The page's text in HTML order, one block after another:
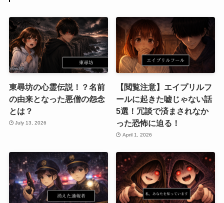
東尋坊の心霊伝説！？名前
の由来となった悪僧の怨念
とは？
July 13, 2026
【閲覧注意】エイプリルフ
ールに起きた嘘じゃない話
5選！冗談で済まされなか
った恐怖に迫る！
April 1, 2026